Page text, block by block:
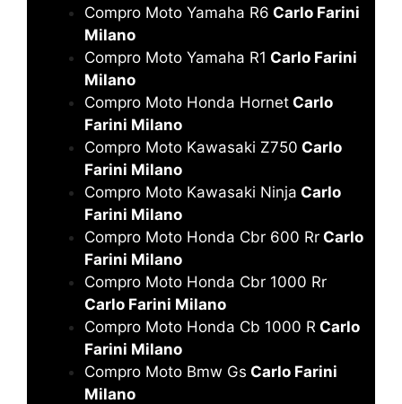
Compro Moto Yamaha R6 Carlo Farini
Milano
Compro Moto Yamaha R1 Carlo Farini
Milano
Compro Moto Honda Hornet Carlo
Farini Milano
Compro Moto Kawasaki Z750 Carlo
Farini Milano
Compro Moto Kawasaki Ninja Carlo
Farini Milano
Compro Moto Honda Cbr 600 Rr Carlo
Farini Milano
Compro Moto Honda Cbr 1000 Rr
Carlo Farini Milano
Compro Moto Honda Cb 1000 R Carlo
Farini Milano
Compro Moto Bmw Gs Carlo Farini
Milano